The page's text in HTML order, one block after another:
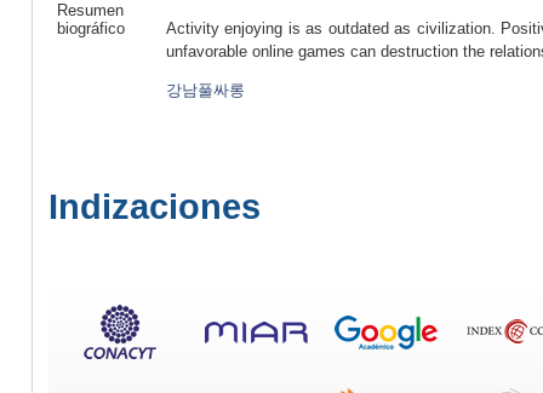
Resumen
biográfico
Activity enjoying is as outdated as civilization.
unfavorable online games can destruction the
강남풀싸롱
Indizaciones